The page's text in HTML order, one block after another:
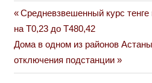
Навигация
по
записям
Previous
Post:
Средневзвешенный курс
на Т0,23 до Т480,42
Next
Post:
Дома в одном из районов
отключения подстанции